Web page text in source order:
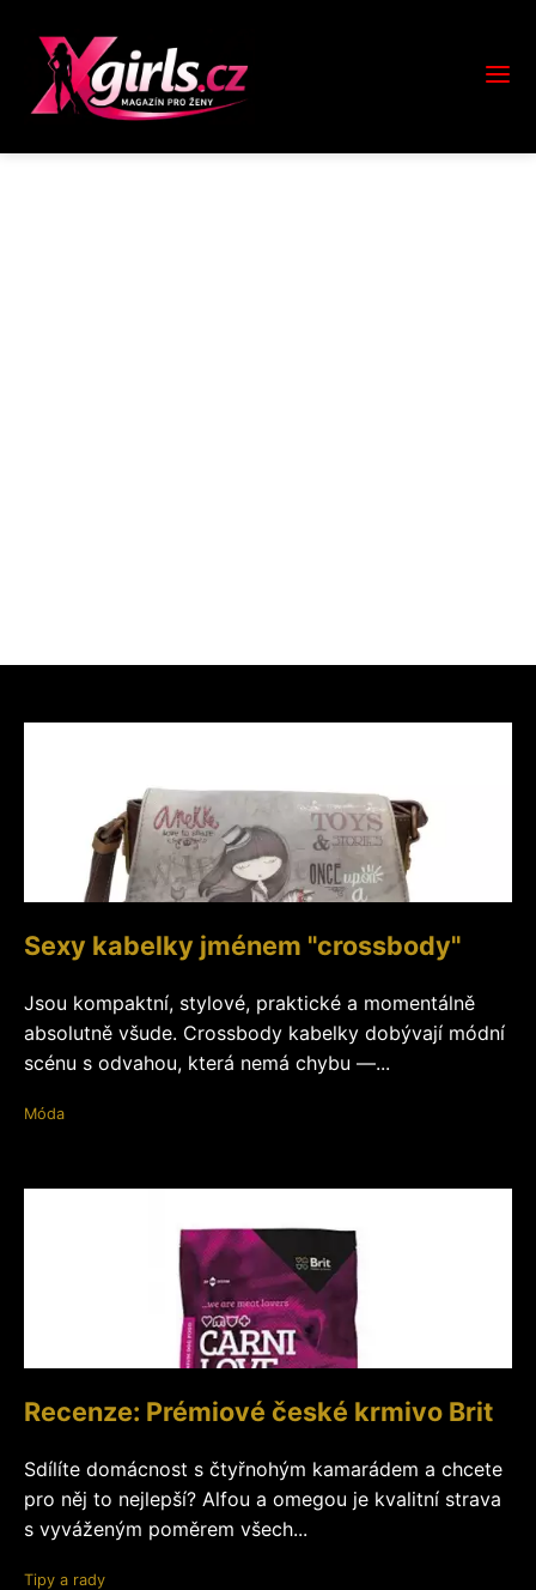
Sexy kabelky jménem "crossbody"
Jsou kompaktní, stylové, praktické a momentálně
absolutně všude. Crossbody kabelky dobývají módní
scénu s odvahou, která nemá chybu —...
Móda
Recenze: Prémiové české krmivo Brit
Sdílíte domácnost s čtyřnohým kamarádem a chcete
pro něj to nejlepší? Alfou a omegou je kvalitní strava
s vyváženým poměrem všech...
Tipy a rady